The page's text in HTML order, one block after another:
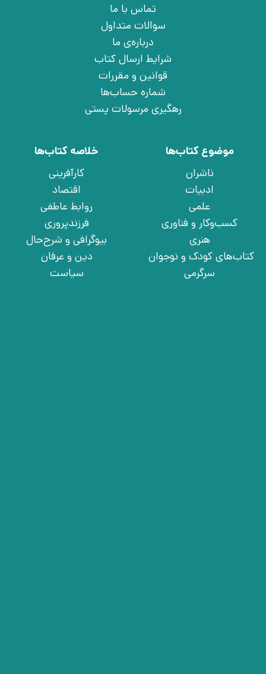
تماس با ما
سوالات متداول
درباره‌ی ما
شرایط ارسال کتاب
قوانین و مقررات
شماره حساب‌ها
رهگیری مرسولات پستی
موضوع کتاب‌ها
ناشران
ادبیات
علمی
کسب‌وکار و فناوری
هنری
کتاب‌های کودک و نوجوان
سرگرمی
خلاصه کتاب‌ها
کارآفرینی
اقتصاد
روابط عاطفی
فرزندپروری
بیوگرافی و شرح‌حال
دین و عرفان
سیاست